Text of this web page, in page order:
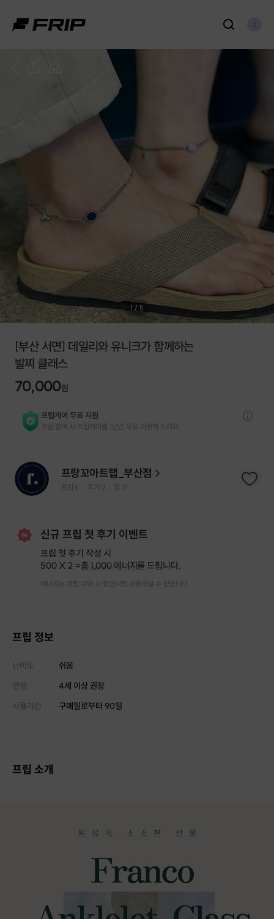
1 / 5
[부산 서면] 데일리와 유니크가 함께하는
발찌 클래스
70,000원
프립케어 무료 지원
프립 참여 시 프립케어를 1년간 무료 지원해 드리요.
프랑꼬아트랩_부산점
프립 6 후기 0 찜 17
신규 프립 첫 후기 이벤트
프립 첫 후기 작성 시
500 X 2 =총 1,000 에너지를 드립니다.
에너지는 프립 구매 시 현금처럼 사용하실 수 있습니다.
프립 정보
난이도
쉬움
연령
4세 이상 권장
사용기간
구매일로부터 90일
프립 소개